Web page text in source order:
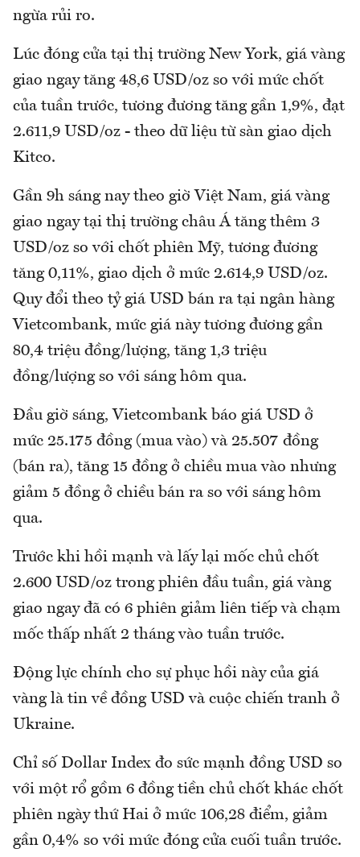
ngừa rủi ro.
Lúc đóng cửa tại thị trường New York, giá vàng
giao ngay tăng 48,6 USD/oz so với mức chốt
của tuần trước, tương đương tăng gần 1,9%, đạt
2.611,9 USD/oz - theo dữ liệu từ sàn giao dịch
Kitco.
Gần 9h sáng nay theo giờ Việt Nam, giá vàng
giao ngay tại thị trường châu Á tăng thêm 3
USD/oz so với chốt phiên Mỹ, tương đương
tăng 0,11%, giao dịch ở mức 2.614,9 USD/oz.
Quy đổi theo tỷ giá USD bán ra tại ngân hàng
Vietcombank, mức giá này tương đương gần
80,4 triệu đồng/lượng, tăng 1,3 triệu
đồng/lượng so với sáng hôm qua.
Đầu giờ sáng, Vietcombank báo giá USD ở
mức 25.175 đồng (mua vào) và 25.507 đồng
(bán ra), tăng 15 đồng ở chiều mua vào nhưng
giảm 5 đồng ở chiều bán ra so với sáng hôm
qua.
Trước khi hồi mạnh và lấy lại mốc chủ chốt
2.600 USD/oz trong phiên đầu tuần, giá vàng
giao ngay đã có 6 phiên giảm liên tiếp và chạm
mốc thấp nhất 2 tháng vào tuần trước.
Động lực chính cho sự phục hồi này của giá
vàng là tin về đồng USD và cuộc chiến tranh ở
Ukraine.
Chỉ số Dollar Index đo sức mạnh đồng USD so
với một rổ gồm 6 đồng tiền chủ chốt khác chốt
phiên ngày thứ Hai ở mức 106,28 điểm, giảm
gần 0,4% so với mức đóng cửa cuối tuần trước.